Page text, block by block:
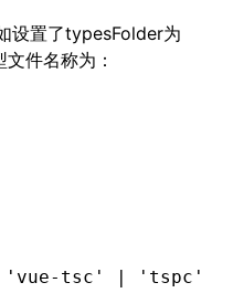
设置了typesFolder为
件名称为：
tsc' | 'tspc'